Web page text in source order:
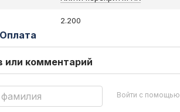
2.200
Оплата
или комментарий
Войти с помощью